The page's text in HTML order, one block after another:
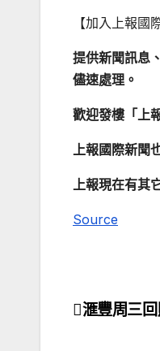
【加入上報國
提供新聞訊息 、
儘速處理。
歡迎發樓「上
上報國際新聞
上報現在有其
Source
文
滙豐周三